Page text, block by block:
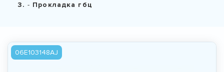
Прокладка гбц
06E103148AJ